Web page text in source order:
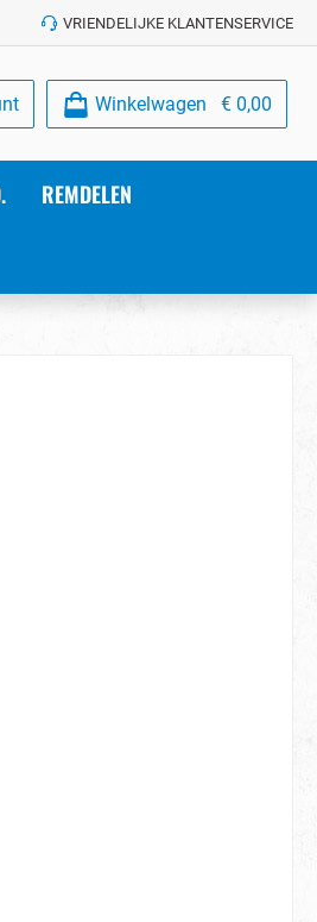
VRIENDELIJKE KLANTENSERVICE
Winkelwagen € 0,00
REMDELEN